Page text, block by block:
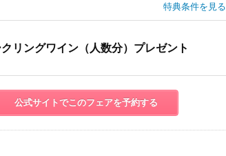
特典条件を見る
リングワイン（人数分）プレゼント
公式サイトでこのフェアを予約する